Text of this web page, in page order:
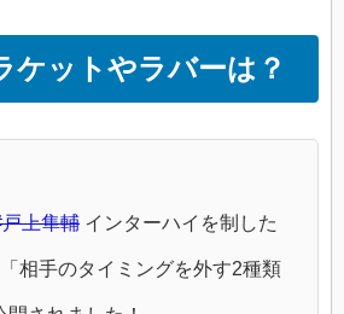
ケットやラバーは？
上隼輔 インターハイを制した
相手のタイミングを外す2種類